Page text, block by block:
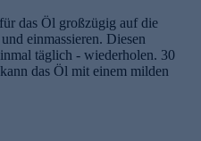
das Öl großzügig auf die
einmassieren. Diesen
täglich - wiederholen. 30
das Öl mit einem milden